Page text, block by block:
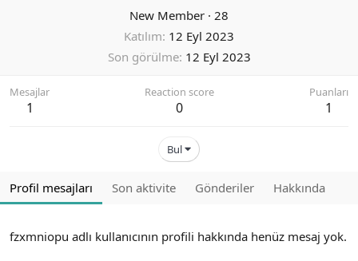
New Member · 28
Katılım 12 Eyl 2023
Son görülme 12 Eyl 2023
Mesajlar
1
Reaction score
0
Puanları
1
Bul
Profil mesajları Son aktivite Gönderiler Hakkında
fzxmniopu adlı kullanıcının profili hakkında henüz mesaj yok.